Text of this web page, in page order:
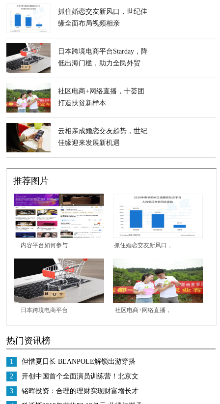
抓住婚恋交友新风口，世纪佳
缘全面布局视频相亲
日本跨境电商平台Starday，降
低出海门槛，助力全民外贸
社区电商+网络直播，十荟团
打造扶贫新样本
云相亲成婚恋交友趋势，世纪
佳缘迎来发展新机遇
推荐图片
内容平台如何参与
618？知乎携专业用户
以“知识”带货
抓住婚恋交友新风口，
相亲
日本跨境电商平台
槛，助力全民外贸
社区电商+网络直播，
热门资讯榜
1
但惜夏日长 BEANPOLE解锁出游穿搭
2
开创中国首个全面演员训练营！北京文
化或将再发爆款！
3
铭晖投资：合理的理财实现财富增长才
是王道